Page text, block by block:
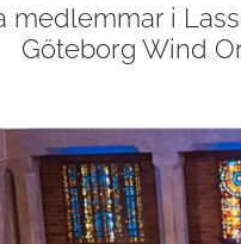
medlemmar i
Göteborg Wind